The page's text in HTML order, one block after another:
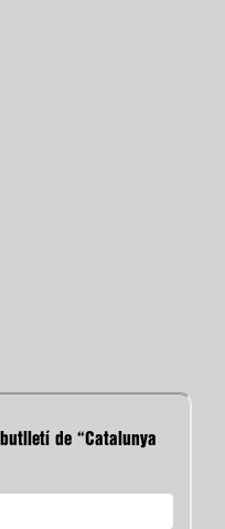
de “Catalunya